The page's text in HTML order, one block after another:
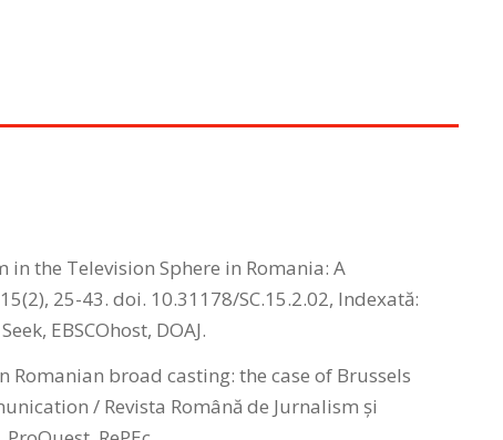
the Television Sphere in Romania: A
25-43. doi. 10.31178/SC.15.2.02, Indexată:
EBSCOhost, DOAJ.
broad casting: the case of Brussels
/ Revista Română de Jurnalism şi